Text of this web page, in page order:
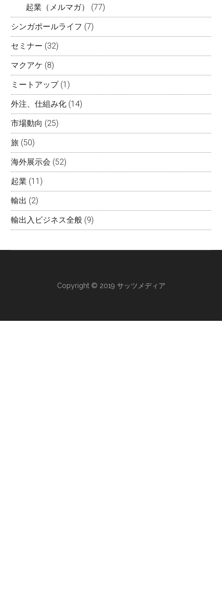
起業（メルマガ）
(77)
シンガポールライフ (7)
セミナー (32)
マクアケ (8)
ミートアップ(1)
外注、仕組み化 (14)
市場動向 (25)
旅 (50)
海外展示会 (52)
起業 (11)
輸出 (2)
輸出入ビジネス全般 (9)
Copyright © 2019 サッツメディア